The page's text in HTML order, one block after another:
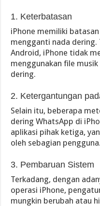
1. Keterbatasan
iPhone memiliki
mengganti nada
Android, iPhone tidak
menggunakan file
dering.
2. Ketergantungan
Selain itu, beberapa
dering WhatsApp di
aplikasi pihak ketiga,
oleh sebagian pengguna.
3. Pembaruan Sistem
Terkadang, dengan
operasi iPhone,
mungkin berubah atau